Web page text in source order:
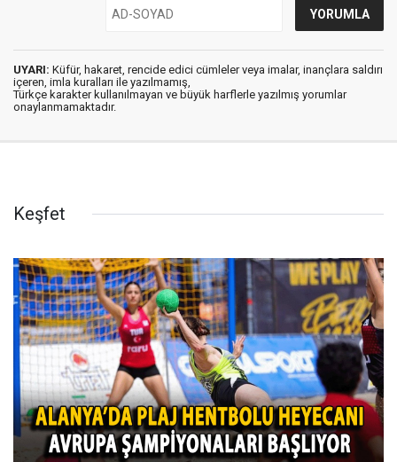
UYARI: Küfür, hakaret, rencide edici cümleler veya imalar, inançlara saldırı
içeren, imla kuralları ile yazılmamış,
Türkçe karakter kullanılmayan ve büyük harflerle yazılmış yorumlar
onaylanmamaktadır.
Keşfet